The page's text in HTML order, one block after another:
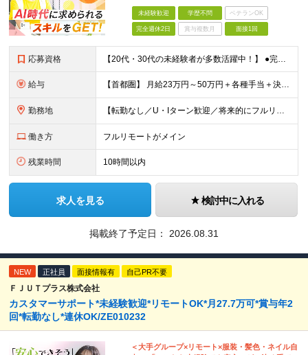
未経験歓迎 学歴不問 ベテランOK
完全週休2日 賞与複数月 面接1回
応募資格 【20代・30代の未経験者が多数活躍中！】 ●完全未経験、第二新卒、既卒、フリーターの方大歓迎！ ●学歴・職歴・転職回数・ブランク一切不問 ※34歳までの方（若年層の長期キャリア形成を図るため） ★
給与 【首都圏】 月給23万円～50万円＋各種手当＋決算賞与 【大阪】 月給22万円～50万円＋各種手当＋決算賞与 【愛知】 月給21.5万円～50万円＋各種手当＋決算賞与 【福岡・宮城】 月給20万
勤務地 【転勤なし／U・Iターン歓迎／将来的にフルリモートOK】 本社（新宿区）、大阪支店、名古屋支店または東京都・神奈川県・千葉県・埼玉県・愛知県・大阪府・福岡県をはじめ、全国のプロジェクト先 ※ご希望を
働き方 フルリモートがメイン
残業時間 10時間以内
求人を見る 検討中に入れる
掲載終了予定日： 2026.08.31
NEW 正社員 面接情報有 自己PR不要
ＦＪＵＴプラス株式会社
カスタマーサポート*未経験歓迎*リモートOK*月27.7万可*賞与年2
回*転勤なし*連休OK/ZE010232
＜大手グループ×リモート×服装・髪色・ネイル自